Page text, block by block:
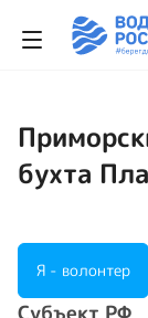
бухта
Я - волонтер